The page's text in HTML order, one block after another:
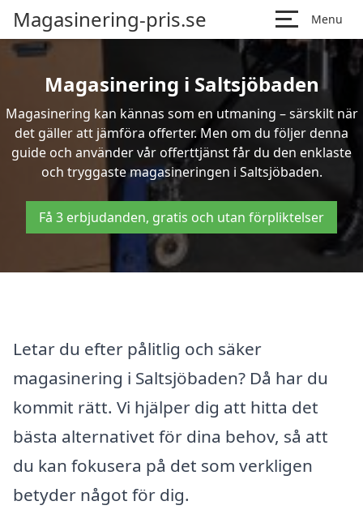
Magasinering-pris.se Menu
Magasinering i Saltsjöbaden
Magasinering kan kännas som en utmaning – särskilt när
det gäller att jämföra offerter. Men om du följer denna
guide och använder vår offerttjänst får du den enklaste
och tryggaste magasineringen i Saltsjöbaden.
Få 3 erbjudanden, gratis och utan förpliktelser
Letar du efter pålitlig och säker
magasinering i Saltsjöbaden? Då har du
kommit rätt. Vi hjälper dig att hitta det
bästa alternativet för dina behov, så att
du kan fokusera på det som verkligen
betyder något för dig.